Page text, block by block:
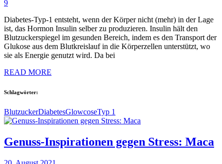
9
Diabetes-Typ-1 entsteht, wenn der Körper nicht (mehr) in der Lage
ist, das Hormon Insulin selber zu produzieren. Insulin hält den
Blutzuckerspiegel im gesunden Bereich, indem es den Transport der
Glukose aus dem Blutkreislauf in die Körperzellen unterstützt, wo
sie als Energie genutzt wird. Da bei
READ MORE
Schlagwörter:
BlutzuckerDiabetesGlowcoseTyp 1
Genuss-Inspirationen gegen Stress: Maca